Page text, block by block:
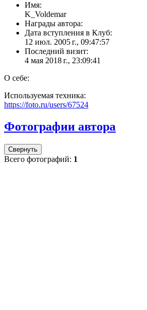
Имя:
K_Voldemar
Награды автора:
Дата вступления в Клуб:
12 июл. 2005 г., 09:47:57
Последний визит:
4 мая 2018 г., 23:09:41
О себе:
Используемая техника:
https://foto.ru/users/67524
Фотографии автора
Свернуть
Всего фотографий: 1